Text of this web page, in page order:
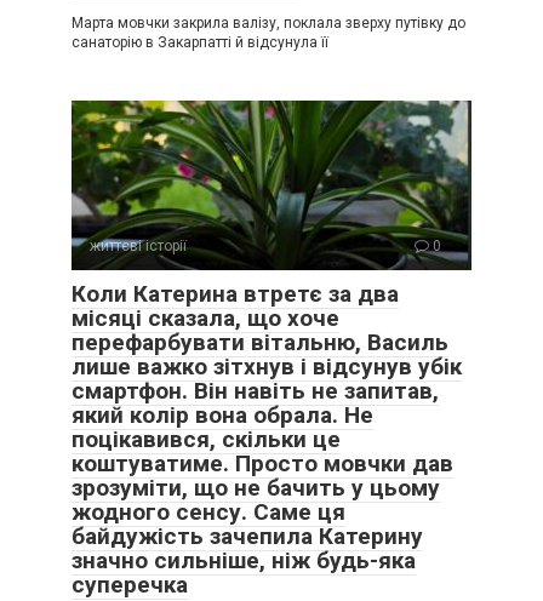
Марта мовчки закрила валізу, поклала зверху путівку до
санаторію в Закарпатті й відсунула її
життєві історії 0
Коли Катерина втретє за два
місяці сказала, що хоче
перефарбувати вітальню, Василь
лише важко зітхнув і відсунув убік
смартфон. Він навіть не запитав,
який колір вона обрала. Не
поцікавився, скільки це
коштуватиме. Просто мовчки дав
зрозуміти, що не бачить у цьому
жодного сенсу. Саме ця
байдужість зачепила Катерину
значно сильніше, ніж будь-яка
суперечка